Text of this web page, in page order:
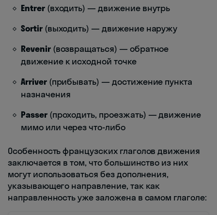
Entrer(входить) — движение внутрь
Sortir(выходить) — движение наружу
Revenir(возвращаться) — обратное
движение к исходной точке
Arriver(прибывать) — достижение пункта
назначения
Passer(проходить, проезжать) — движение
мимо или через что-либо
Особенность французских глаголов движения
заключается в том, что большинство из них
могут использоваться без дополнения,
указывающего направление, так как
направленность уже заложена в самом глаголе: